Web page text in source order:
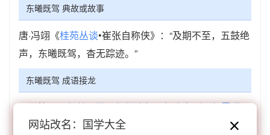
东曦既驾 典故或故事
唐·冯翊《桂苑丛谈•崔张自称侠》：“及期不至，五鼓绝
声，东曦既驾，杳无踪迹。”
东曦既驾 成语接龙
【顺接】：驾鹤西游 驾轊连軏 驾头杂剧
驾雾腾
驾鼎湖龙 驾鹤成仙
网站改名：国学大全